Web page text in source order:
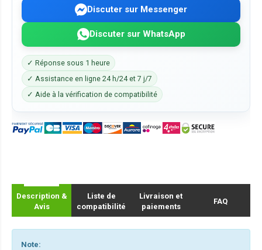
Discuter sur Messenger
Discuter sur WhatsApp
✓ Réponse sous 1 heure
✓ Assistance en ligne 24 h/24 et 7 j/7
✓ Aide à la vérification de compatibilité
Description &
Avis
Liste de
compatibilité
Livraison et
paiements
FAQ
Note: